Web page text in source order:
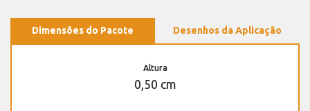
Dimensões do Pacote Desenhos da Aplicação
Altura
0,50 cm